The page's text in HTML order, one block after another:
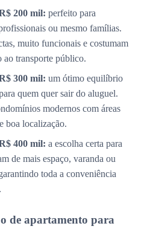
200 mil: perfeito para
ou mesmo famílias.
muito funcionais e costumam
ao transporte público.
300 mil: um ótimo equilíbrio
quem quer sair do aluguel.
modernos com áreas
boa localização.
400 mil: a escolha certa para
de mais espaço, varanda ou
toda a conveniência
de apartamento para